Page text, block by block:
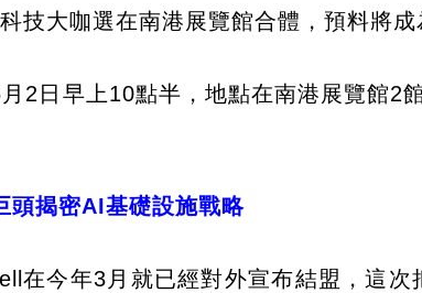
技大咖選在南港展覽館合體，預料將成
2日早上10點半，地點在南港展覽館2
頭揭密AI基礎設施戰略
在今年3月就已經對外宣布結盟，這